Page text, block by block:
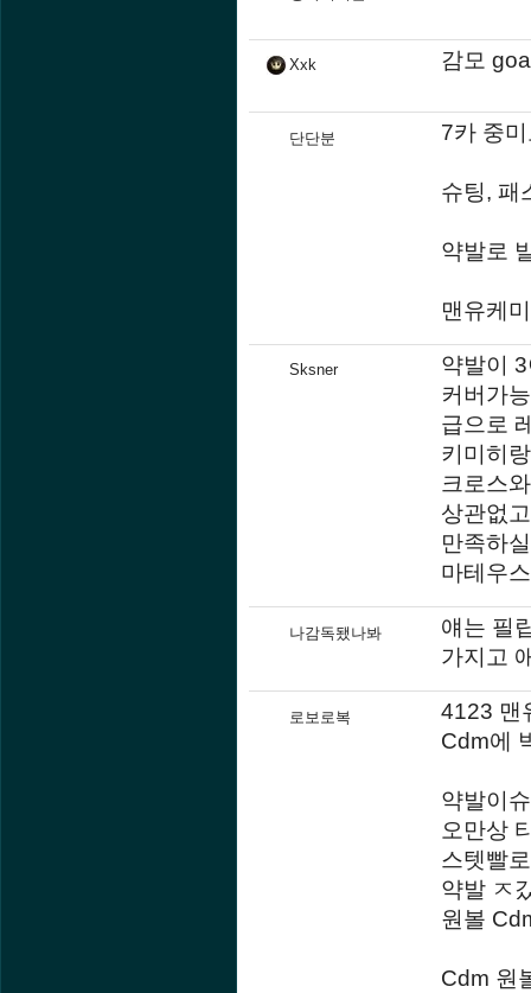
Xxk 감모
단단분 7카 중
슈팅, 패
약발로
맨유케
Sksner
약발이
커버가
급으로
키미히
크로스
상관없
만족하
마테우
나감독됐나봐
얘는 필
가지고
로보로복
4123 맨
Cdm에
약발이슈
오만상
스텟빨
약발 ㅈ
원볼
Cdm 원